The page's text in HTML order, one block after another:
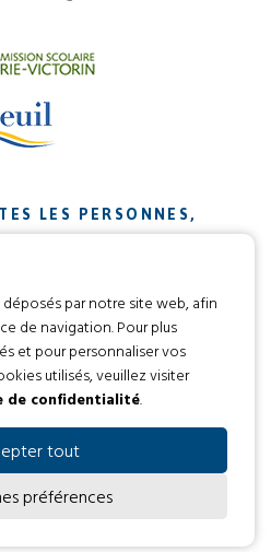
LES PERSONNES,
QUI ONT
NOTRE MISSION.
web par
2016 © L’envol
Politique de confidentialité
par notre site web, afin
de navigation. Pour plus
et pour personnaliser vos
utilisés, veuillez visiter
de confidentialité.
tout
préférences